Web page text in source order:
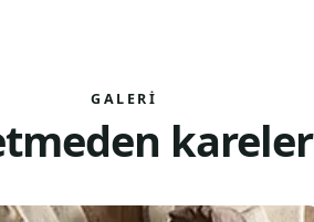
GALERI
kareler